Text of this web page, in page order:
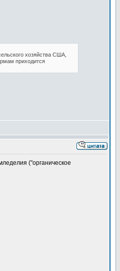
хозяйства США,
приходится
("органическое